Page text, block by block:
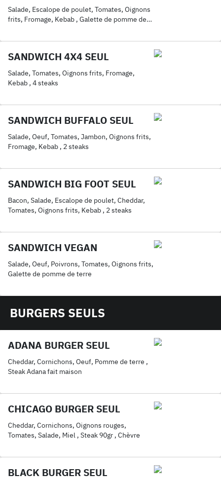
Salade, Escalope de poulet, Tomates, Oignons
frits, Fromage, Kebab , Galette de pomme de
SANDWICH 4X4 SEUL
Salade, Tomates, Oignons frits, Fromage,
Kebab , 4 steaks
SANDWICH BUFFALO SEUL
Salade, Oeuf, Tomates, Jambon, Oignons frits,
Fromage, Kebab , 2 steaks
SANDWICH BIG FOOT SEUL
Bacon, Salade, Escalope de poulet, Cheddar,
Tomates, Oignons frits, Kebab , 2 steaks
SANDWICH VEGAN
Salade, Oeuf, Poivrons, Tomates, Oignons frits,
Galette de pomme de terre
BURGERS SEULS
ADANA BURGER SEUL
Cheddar, Cornichons, Oeuf, Pomme de terre ,
Steak Adana fait maison
CHICAGO BURGER SEUL
Cheddar, Cornichons, Oignons rouges,
Tomates, Salade, Miel , Steak 90gr , Chèvre
BLACK BURGER SEUL